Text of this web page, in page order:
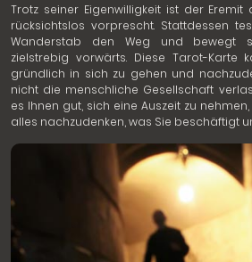
Trotz seiner Eigenwilligkeit ist der
rücksichtslos vorprescht. Stattdessen
Wanderstab den Weg und bewegt
zielstrebig vorwärts. Diese Tarot-Karte
gründlich in sich zu gehen und
nicht die menschliche Gesellschaft
es Ihnen gut, sich eine Auszeit zu
alles nachzudenken, was Sie beschäftigt